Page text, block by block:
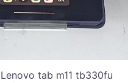
tab m11 tb330fu